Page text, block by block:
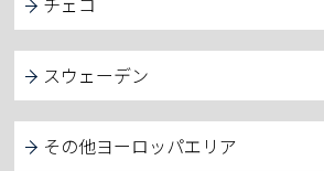
スウェーデン
その他ヨーロッパエリア